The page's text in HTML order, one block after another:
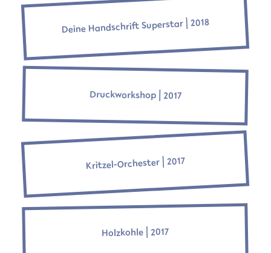
Deine Handschrift Superstar ⎜2018
Druckworkshop ⎜2017
Kritzel-Orchester ⎜2017
Holzkohle ⎜2017